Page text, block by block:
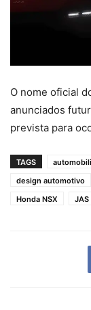
O nome oficial
anunciados
prevista para
TAGS
design automotivo
Honda NSX